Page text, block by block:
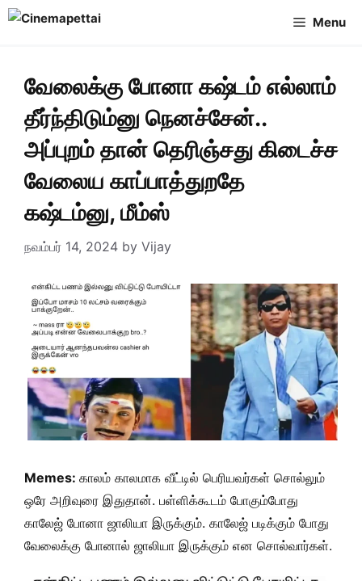
Skip
Menu
வேலைக்கு போனா கஷ்டம் எல்லாம்
தீர்ந்திடும்னு நெனச்சேன்..
அப்புறம் தான் தெரிஞ்சது கிடைச்ச
வேலைய காப்பாத்துறதே
கஷ்டம்னு, மீம்ஸ்
நவம்பர் 14, 2024 by Vijay
Memes: காலம் காலமாக வீட்டில் பெரியவர்கள் சொல்லும்
ஒரே அறிவுரை இதுதான். பள்ளிக்கூடம் போகும்போது
காலேஜ் போனா ஜாலியா இருக்கும். காலேஜ் படிக்கும் போது
வேலைக்கு போனால் ஜாலியா இருக்கும் என சொல்வார்கள்.